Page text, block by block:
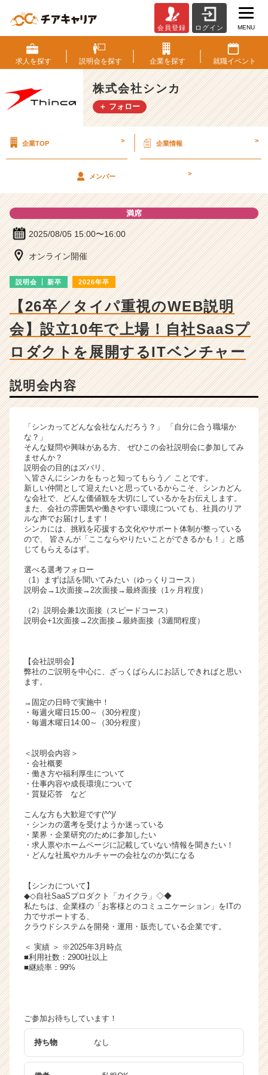
式
会
社
シ
ン
カ
会
|
ベ
ン
チ
長
業
か
ら
ス
カ
が
届
く
活
イ
ト
チ
ア
キ
ャ
h
e
r
e
r）
会員登録 ログイン MENU
求人を探す 説明会を探す 企業を探す 就職イベント
株式会社シンカ
＋ フォロー
企業TOP > 企業情報 >
メンバー >
満席
2025/08/05 15:00〜16:00
オンライン開催
説明会 新卒 2026年卒
【26卒／タイパ重視のWEB説明
会】設立10年で上場！自社SaaSプ
ロダクトを展開するITベンチャー
説明会内容
「シンカってどんな会社なんだろう？」 「自分に合う職場か
な？」
そんな疑問や興味がある方、 ぜひこの会社説明会に参加してみ
ませんか？
説明会の目的はズバリ、
＼皆さんにシンカをもっと知ってもらう／ ことです。
新しい仲間として迎えたいと思っているからこそ、シンカどん
な会社で、どんな価値観を大切にしているかをお伝えします。
また、会社の雰囲気や働きやすい環境についても、社員のリア
ルな声でお届けします！
シンカには、挑戦を応援する文化やサポート体制が整っている
ので、 皆さんが「ここならやりたいことができるかも！」と感
じてもらえるはず。
選べる選考フォロー
（1）まずは話を聞いてみたい（ゆっくりコース）
説明会→1次面接→2次面接→最終面接（1ヶ月程度）
（2）説明会兼1次面接（スピードコース）
説明会+1次面接→2次面接→最終面接（3週間程度）
【会社説明会】
弊社のご説明を中心に、ざっくばらんにお話しできればと思い
ます。
→固定の日時で実施中！
・毎週火曜日15:00～（30分程度）
・毎週木曜日14:00～（30分程度）
＜説明会内容＞
・会社概要
・働き方や福利厚生について
・仕事内容や成長環境について
・質疑応答 など
こんな方も大歓迎です(^^)/
・シンカの選考を受けようか迷っている
・業界・企業研究のために参加したい
・求人票やホームページに記載していない情報を聞きたい！
・どんな社風やカルチャーの会社なのか気になる
【シンカについて】
◆◇自社SaaSプロダクト「カイクラ」◇◆
私たちは、企業様の「お客様とのコミュニケーション」をITの
力でサポートする、
クラウドシステムを開発・運用・販売している企業です。
＜ 実績 ＞ ※2025年3月時点
■利用社数：2900社以上
■継続率：99%
ご参加お待ちしています！
持ち物 なし